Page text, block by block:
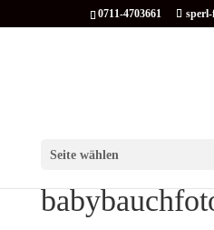
0711-4703661
Seite wählen